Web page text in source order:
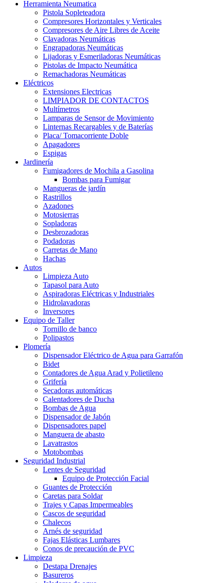
Herramienta Neumatica
Pistola Sopleteadora
Compresores Horizontales y Verticales
Compresores de Aire Libres de Aceite
Clavadoras Neumáticas
Engrapadoras Neumáticas
Lijadoras y Esmeriladoras Neumáticas
Pistolas de Impacto Neumática
Remachadoras Neumáticas
Eléctricos
Extensiones Electricas
LIMPIADOR DE CONTACTOS
Multímetros
Lamparas de Sensor de Movimiento
Linternas Recargables y de Baterías
Placa/ Tomacorriente Doble
Apagadores
Espigas
Jardinería
Fumigadores de Mochila a Gasolina
Bombas para Fumigar
Mangueras de jardín
Rastrillos
Azadones
Motosierras
Sopladoras
Desbrozadoras
Podadoras
Carretas de Mano
Hachas
Autos
Limpieza Auto
Tapasol para Auto
Aspiradoras Eléctricas y Industriales
Hidrolavadoras
Inversores
Equipo de Taller
Tornillo de banco
Polipastos
Plomería
Dispensador Eléctrico de Agua para Garrafón
Bidet
Contadores de Agua Arad y Polietileno
Grifería
Secadoras automáticas
Calentadores de Ducha
Bombas de Agua
Dispensador de Jabón
Dispensadores papel
Manguera de abasto
Lavatrastos
Motobombas
Seguridad Industrial
Lentes de Seguridad
Equipo de Protección Facial
Guantes de Protección
Caretas para Soldar
Trajes y Capas Impermeables
Cascos de seguridad
Chalecos
Arnés de seguridad
Fajas Elásticas Lumbares
Conos de precaución de PVC
Limpieza
Destapa Drenajes
Basureros